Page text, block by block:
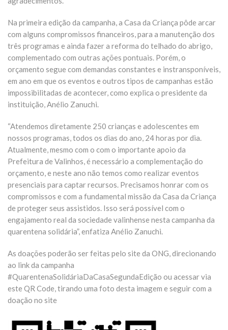
Na primeira edição da campanha, a Casa da Criança pôde arcar
com alguns compromissos financeiros, para a manutenção dos
três programas e ainda fazer a reforma do telhado do abrigo,
complementado com outras ações pontuais. Porém, o
orçamento segue com demandas constantes e instransponíveis,
em ano em que os eventos e outros tipos de campanhas estão
impossibilitadas de acontecer, como explica o presidente da
instituição, Anélio Zanuchi.
“Atendemos diretamente 250 crianças e adolescentes em
nossos programas, todos os dias do ano, 24 horas por dia.
Atualmente, mesmo com o com o importante apoio da
Prefeitura de Valinhos, é necessário a complementação do
orçamento, e neste ano não temos como realizar eventos
presenciais para captar recursos. Precisamos honrar com os
compromissos e com a fundamental missão da Casa da Criança
de proteger seus assistidos. Isso será possível com o
engajamento real da sociedade valinhense nesta campanha da
quarentena solidária”, enfatiza Anélio Zanuchi.
As doações poderão ser feitas pelo site da ONG, direcionando
ao link da campanha
#QuarentenaSolidáriaDaCasaSegundaEdição ou acessar via
este QR Code, tirando uma foto desta imagem e seguir com a
doação no site